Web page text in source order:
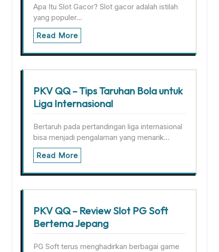
Apa Itu Slot Gacor? Slot gacor adalah istilah
yang populer…
Read More
PKV QQ – Tips Taruhan Bola untuk
Liga Internasional
Bertaruh pada pertandingan liga internasional
bisa menjadi pengalaman yang menarik…
Read More
PKV QQ – Review Slot PG Soft
Bertema Jepang
PG Soft terus menghadirkan berbagai game